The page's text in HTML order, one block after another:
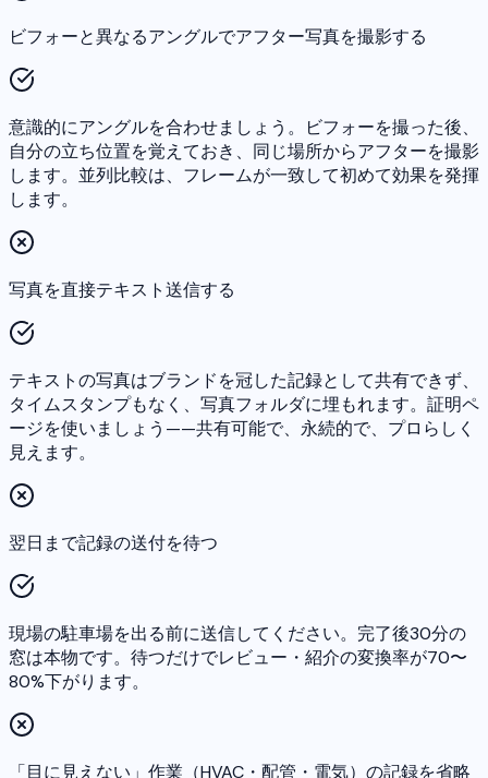
ビフォーと異なるアングルでアフター写真を撮影する
意識的にアングルを合わせましょう。ビフォーを撮った後、
自分の立ち位置を覚えておき、同じ場所からアフターを撮影
します。並列比較は、フレームが一致して初めて効果を発揮
します。
写真を直接テキスト送信する
テキストの写真はブランドを冠した記録として共有できず、
タイムスタンプもなく、写真フォルダに埋もれます。証明ペ
ージを使いましょう——共有可能で、永続的で、プロらしく
見えます。
翌日まで記録の送付を待つ
現場の駐車場を出る前に送信してください。完了後30分の
窓は本物です。待つだけでレビュー・紹介の変換率が70〜
80%下がります。
「目に見えない」作業（HVAC・配管・電気）の記録を省略